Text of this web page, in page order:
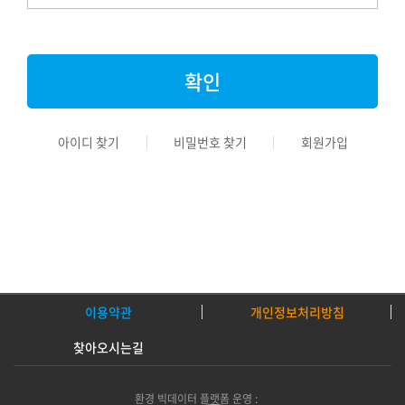
아이디 찾기 비밀번호 찾기 회원가입
이용약관
개인정보처리방침
찾아오시는길
환경 빅데이터 플랫폼 운영 :